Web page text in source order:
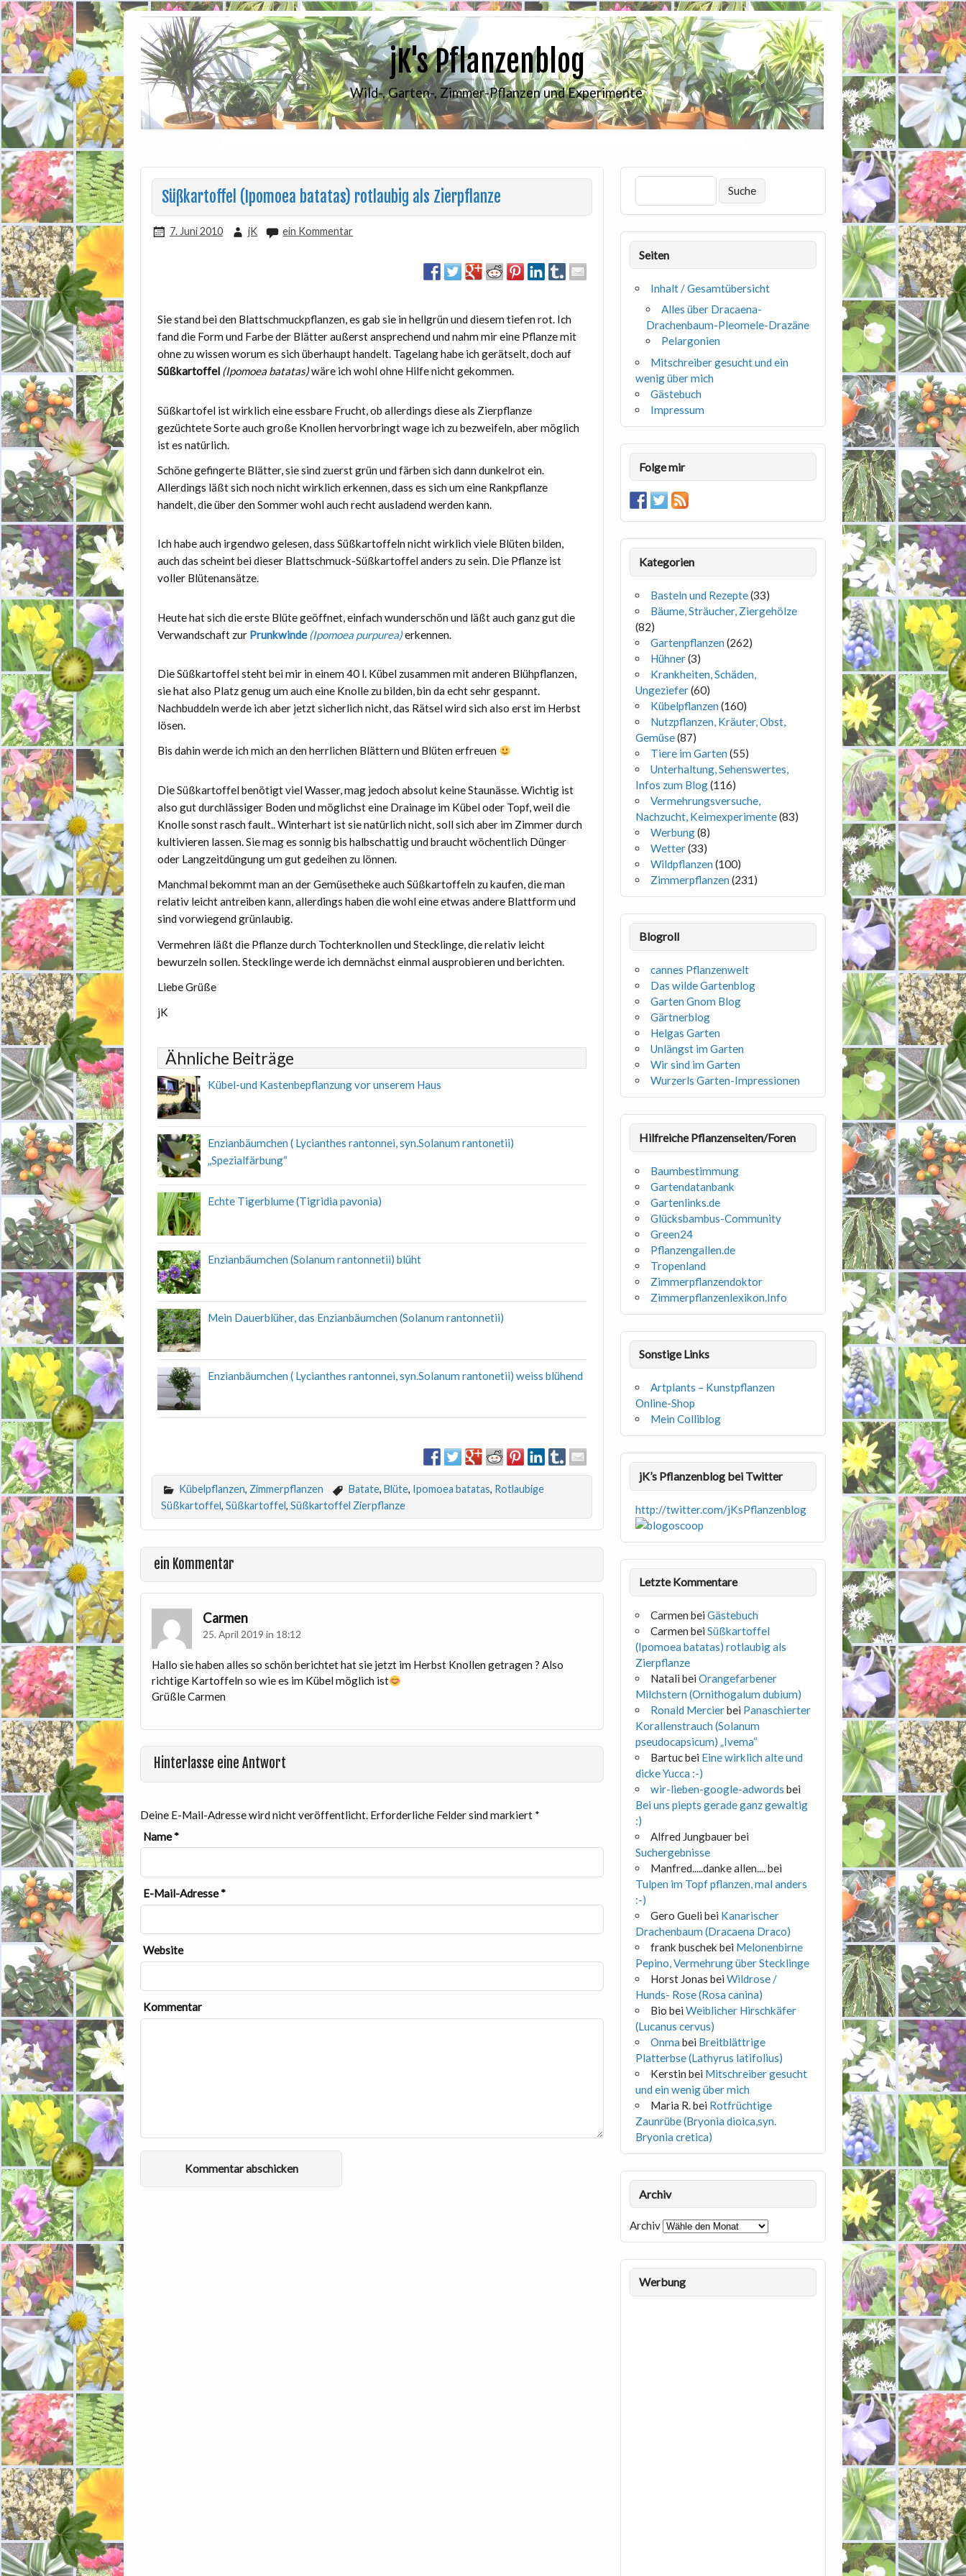
jK's Pflanzenblog
Wild-, Garten-, Zimmer-Pflanzen und Experimente
Süßkartoffel (Ipomoea batatas) rotlaubig als Zierpflanze
7. Juni 2010 jK ein Kommentar
Sie stand bei den Blattschmuckpflanzen, es gab sie in hellgrün und diesem tiefen rot. Ich
fand die Form und Farbe der Blätter außerst ansprechend und nahm mir eine Pflanze mit
ohne zu wissen worum es sich überhaupt handelt. Tagelang habe ich gerätselt, doch auf
Süßkartoffel (Ipomoea batatas)wäre ich wohl ohne Hilfe nicht gekommen.
Süßkartofel ist wirklich eine essbare Frucht, ob allerdings diese als Zierpflanze
gezüchtete Sorte auch große Knollen hervorbringt wage ich zu bezweifeln, aber möglich
ist es natürlich.
Schöne gefingerte Blätter, sie sind zuerst grün und färben sich dann dunkelrot ein.
Allerdings läßt sich noch nicht wirklich erkennen, dass es sich um eine Rankpflanze
handelt, die über den Sommer wohl auch recht ausladend werden kann.
Ich habe auch irgendwo gelesen, dass Süßkartoffeln nicht wirklich viele Blüten bilden,
auch das scheint bei dieser Blattschmuck-Süßkartoffel anders zu sein. Die Pflanze ist
voller Blütenansätze.
Heute hat sich die erste Blüte geöffnet, einfach wunderschön und läßt auch ganz gut die
Verwandschaft zur Prunkwinde (Ipomoea purpurea)erkennen.
Die Süßkartoffel steht bei mir in einem 40 l. Kübel zusammen mit anderen Blühpflanzen,
sie hat also Platz genug um auch eine Knolle zu bilden, bin da echt sehr gespannt.
Nachbuddeln werde ich aber jetzt sicherlich nicht, das Rätsel wird sich also erst im Herbst
lösen.
Bis dahin werde ich mich an den herrlichen Blättern und Blüten erfreuen
Die Süßkartoffel benötigt viel Wasser, mag jedoch absolut keine Staunässe. Wichtig ist
also gut durchlässiger Boden und möglichst eine Drainage im Kübel oder Topf, weil die
Knolle sonst rasch fault.. Winterhart ist sie natürlich nicht, soll sich aber im Zimmer durch
kultivieren lassen. Sie mag es sonnig bis halbschattig und braucht wöchentlich Dünger
oder Langzeitdüngung um gut gedeihen zu lönnen.
Manchmal bekommt man an der Gemüsetheke auch Süßkartoffeln zu kaufen, die man
relativ leicht antreiben kann, allerdings haben die wohl eine etwas andere Blattform und
sind vorwiegend grünlaubig.
Vermehren läßt die Pflanze durch Tochterknollen und Stecklinge, die relativ leicht
bewurzeln sollen. Stecklinge werde ich demnächst einmal ausprobieren und berichten.
Liebe Grüße
jK
Ähnliche Beiträge
Kübel-und Kastenbepflanzung vor unserem Haus
Enzianbäumchen ( Lycianthes rantonnei, syn.Solanum rantonetii)
„Spezialfärbung“
Echte Tigerblume (Tigridia pavonia)
Enzianbäumchen (Solanum rantonnetii) blüht
Mein Dauerblüher, das Enzianbäumchen (Solanum rantonnetii)
Enzianbäumchen ( Lycianthes rantonnei, syn.Solanum rantonetii) weiss blühend
Kübelpflanzen, Zimmerpflanzen Batate, Blüte, Ipomoea batatas, Rotlaubige
Süßkartoffel, Süßkartoffel, Süßkartoffel Zierpflanze
ein Kommentar
Carmen
25. April 2019 in 18:12
Hallo sie haben alles so schön berichtet hat sie jetzt im Herbst Knollen getragen ? Also
richtige Kartoffeln so wie es im Kübel möglich ist
Grüßle Carmen
Hinterlasse eine Antwort
Deine E-Mail-Adresse wird nicht veröffentlicht.Erforderliche Felder sind markiert *
Name*
E-Mail-Adresse*
Website
Kommentar
Seiten
Inhalt / Gesamtübersicht
Alles über Dracaena-
Drachenbaum-Pleomele-Drazäne
Pelargonien
Mitschreiber gesucht und ein
wenig über mich
Gästebuch
Impressum
Folge mir
Kategorien
Basteln und Rezepte(33)
Bäume, Sträucher, Ziergehölze
(82)
Gartenpflanzen (262)
Hühner(3)
Krankheiten, Schäden,
Ungeziefer(60)
Kübelpflanzen (160)
Nutzpflanzen, Kräuter, Obst,
Gemüse(87)
Tiere im Garten (55)
Unterhaltung, Sehenswertes,
Infos zum Blog(116)
Vermehrungsversuche,
Nachzucht, Keimexperimente(83)
Werbung(8)
Wetter(33)
Wildpflanzen (100)
Zimmerpflanzen (231)
Blogroll
cannes Pflanzenwelt
Das wilde Gartenblog
Garten Gnom Blog
Gärtnerblog
Helgas Garten
Unlängst im Garten
Wir sind im Garten
Wurzerls Garten-Impressionen
Hilfreiche Pflanzenseiten/Foren
Baumbestimmung
Gartendatanbank
Gartenlinks.de
Glücksbambus-Community
Green24
Pflanzengallen.de
Tropenland
Zimmerpflanzendoktor
Zimmerpflanzenlexikon.Info
Sonstige Links
Artplants – Kunstpflanzen
Online-Shop
Mein Colliblog
jK’s Pflanzenblog bei Twitter
http://twitter.com/jKsPflanzenblog
Letzte Kommentare
Carmen beiGästebuch
Carmen beiSüßkartoffel
(Ipomoea batatas) rotlaubig als
Zierpflanze
NatalibeiOrangefarbener
Milchstern (Ornithogalum dubium)
Ronald Mercierbei Panaschierter
Korallenstrauch (Solanum
pseudocapsicum) „Ivema“
Bartucbei Eine wirklich alte und
dicke Yucca :-)
wir-lieben-google-adwords bei
Bei uns piepts gerade ganz gewaltig
:)
Alfred Jungbauerbei
Suchergebnisse
Manfred.....danke allen....bei
Tulpen im Topf pflanzen, mal anders
:-)
Gero Guelibei Kanarischer
Drachenbaum (Dracaena Draco)
frank buschek bei Melonenbirne
Pepino, Vermehrung über Stecklinge
Horst Jonas beiWildrose /
Hunds- Rose (Rosa canina)
Bio beiWeiblicher Hirschkäfer
(Lucanus cervus)
Onma bei Breitblättrige
Platterbse (Lathyrus latifolius)
Kerstin bei Mitschreiber gesucht
und ein wenig über mich
Maria R.bei Rotfrüchtige
Zaunrübe (Bryonia dioica,syn.
Bryonia cretica)
Archiv
Archiv
Werbung